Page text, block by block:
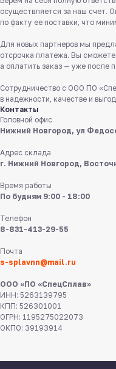
осуществляется за наш счет.
по факту ее поставки, что
Для новых партнеров мы
отсрочка платежа. Вы сможете
а оплатить заказ — уже после
Сотрудничество с ООО ПО
в надежности, качестве и
Контакты
Головной офис
Нижний Новгород, ул
Адрес склада
г. Нижний Новгород,
Время работы
По будням 9:00 - 18:00
Телефон
8-831-413-29-55
Почта
s-splavnn@mail.ru
ООО «ПО «СпецСплав»
ИНН: 5263139795
КПП: 526301001
ОГРН: 1195275022073
ОКПО: 39193914
Заказать звонок
Служба
Работаем ежедневно с
Пишите нам
в мессенджерах
8 831 413 29 55
Бесплатно по России
Нижний Новгород,
ул Федосеенко, 57
s-splavnn@mail.ru
8 831 413 29 55
Калькуляторы
Доставка